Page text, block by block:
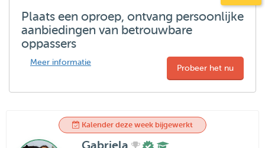
Plaats een oproep, ontvang persoonlijke
aanbiedingen van betrouwbare
oppassers
Meer informatie
Probeer het nu
Kalender deze week bijgewerkt